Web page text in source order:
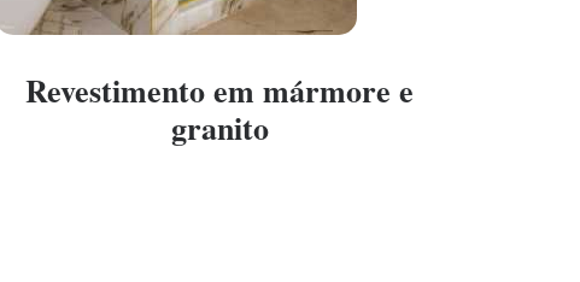
Revestimento em mármore e
granito